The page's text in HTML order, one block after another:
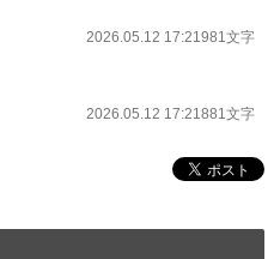
2026.05.12 17:21981文字
2026.05.12 17:21881文字